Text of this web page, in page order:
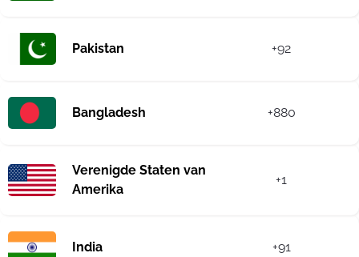
Pakistan +92
Bangladesh +880
Verenigde Staten van
Amerika
+1
India +91